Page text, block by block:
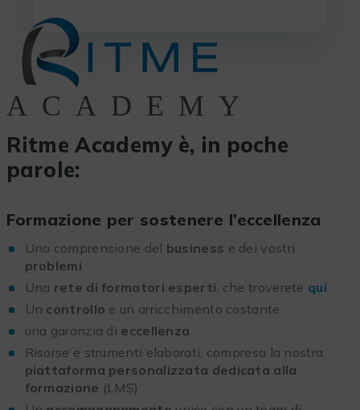
Ritme Academy è, in poche
parole:
Formazione per sostenere l’eccellenza
Una comprensione del business e dei vostri
problemi
Una rete di formatori esperti, che troverete qui
Un controllo e un arricchimento costante
una garanzia di eccellenza
Risorse e strumenti elaborati, compresa la nostra
piattaforma personalizzata dedicata alla
formazione (LMS)